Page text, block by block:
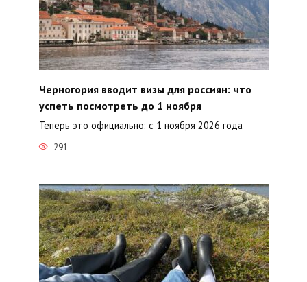
Черногория вводит визы для россиян: что
успеть посмотреть до 1 ноября
Теперь это официально: с 1 ноября 2026 года
291